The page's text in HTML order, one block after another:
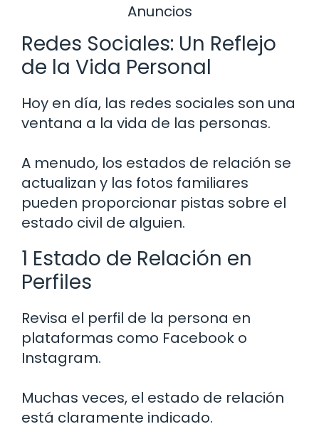
Anuncios
Redes Sociales: Un Reflejo
de la Vida Personal
Hoy en día, las redes sociales son una
ventana a la vida de las personas.
A menudo, los estados de relación se
actualizan y las fotos familiares
pueden proporcionar pistas sobre el
estado civil de alguien.
1 Estado de Relación en
Perfiles
Revisa el perfil de la persona en
plataformas como Facebook o
Instagram.
Muchas veces, el estado de relación
está claramente indicado.